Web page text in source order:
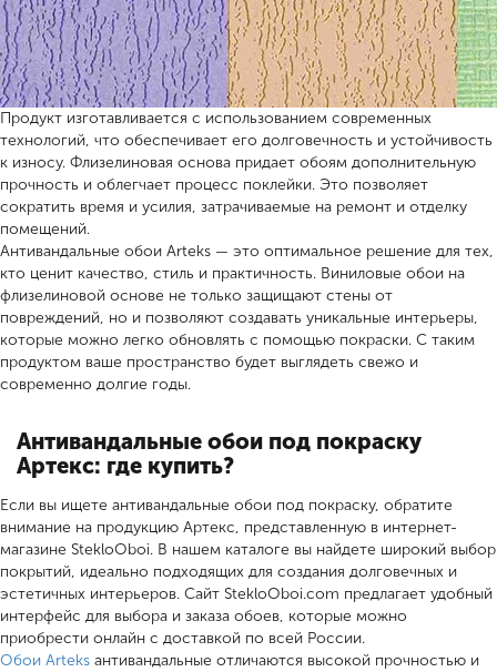
Продукт изготавливается с использованием современных
технологий, что обеспечивает его долговечность и устойчивость
к износу. Флизелиновая основа придает обоям дополнительную
прочность и облегчает процесс поклейки. Это позволяет
сократить время и усилия, затрачиваемые на ремонт и отделку
помещений.
Антивандальные обои Arteks — это оптимальное решение для тех,
кто ценит качество, стиль и практичность. Виниловые обои на
флизелиновой основе не только защищают стены от
повреждений, но и позволяют создавать уникальные интерьеры,
которые можно легко обновлять с помощью покраски. С таким
продуктом ваше пространство будет выглядеть свежо и
современно долгие годы.
Антивандальные обои под покраску
Артекс: где купить?
Если вы ищете антивандальные обои под покраску, обратите
внимание на продукцию Артекс, представленную в интернет-
магазине StekloOboi. В нашем каталоге вы найдете широкий выбор
покрытий, идеально подходящих для создания долговечных и
эстетичных интерьеров. Сайт StekloOboi.com предлагает удобный
интерфейс для выбора и заказа обоев, которые можно
приобрести онлайн с доставкой по всей России.
Обои Arteks антивандальные отличаются высокой прочностью и